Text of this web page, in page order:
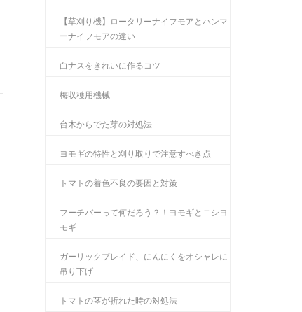
【草刈り機】ロータリーナイフモアとハンマ
ーナイフモアの違い
白ナスをきれいに作るコツ
梅収穫用機械
台木からでた芽の対処法
ヨモギの特性と刈り取りで注意すべき点
トマトの着色不良の要因と対策
フーチバーって何だろう？！ヨモギとニシヨ
モギ
ガーリックブレイド、にんにくをオシャレに
吊り下げ
トマトの茎が折れた時の対処法